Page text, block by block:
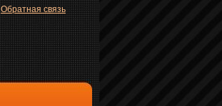
Обратная связь